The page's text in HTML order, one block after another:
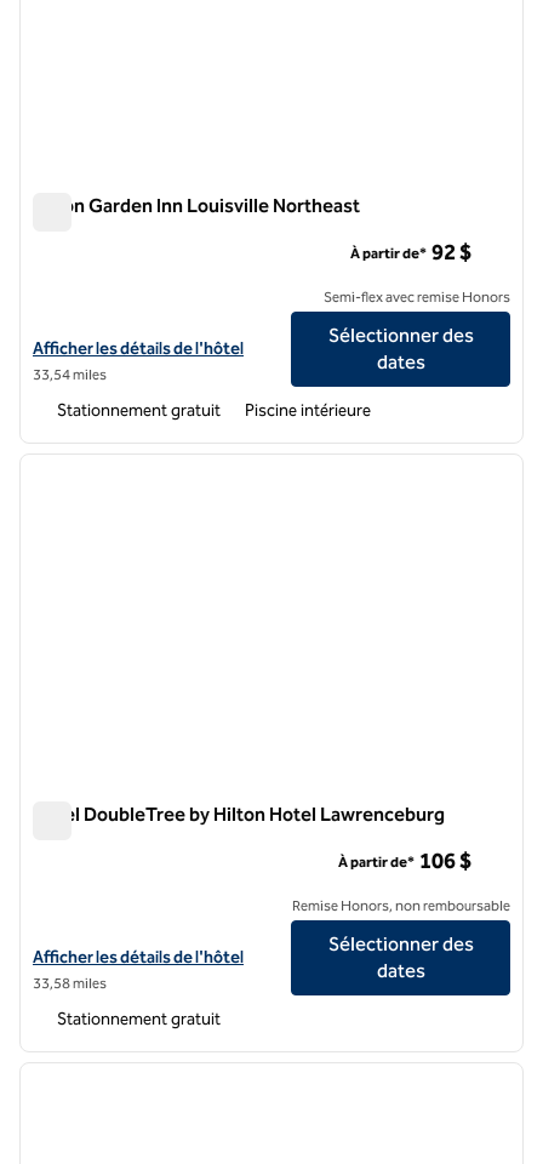
Hilton Garden Inn Louisville Northeast
Afficher les détails de l'hôtel Hilton Garden Inn Louisville Northeast
Afficher les détails de l'hôtel
33,54 miles
À partir de* 92 $
Semi-flex avec remise Honors
Sélectionner des
dates
Stationnement gratuit Piscine intérieure
1 sur 12
Hôtel DoubleTree by Hilton Hotel Lawrenceburg
Afficher les détails de l'hôtel DoubleTree by Hilton Hotel
Afficher les détails de l'hôtel
33,58 miles
À partir de* 106 $
Remise Honors, non remboursable
Sélectionner des
dates
Stationnement gratuit
1 sur 7